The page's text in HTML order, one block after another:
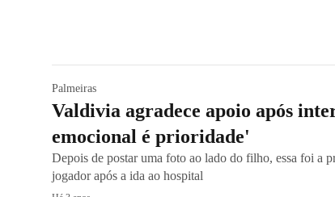
Palmeiras
Valdivia agradece apoio após
emocional é prioridade'
Depois de postar uma foto ao lado do filho, essa foi a
jogador após a ida ao hospital